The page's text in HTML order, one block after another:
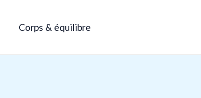
Corps & équilibre